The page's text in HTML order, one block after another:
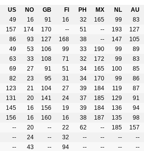
US NO GB FI PH MX NL
AU
49 16 91 16 32 165 99
83
157 174 170 -- 51 -- 193
127
86 93 127 168 38 -- 147
105
49 53 106 99 33 190 99
89
63 33 108 71 32 172 99
83
69 27 91 51 34 165 100
85
82 23 95 31 34 170 99
86
123 21 104 27 39 184 119
87
131 20 141 24 37 185 129
91
145 16 156 19 39 184 136
94
156 16 160 16 38 187 135
98
-- 20 -- 22 62 -- 185
157
-- 24 -- 32 -- -- --
--
-- 43 -- 94 -- -- --
--